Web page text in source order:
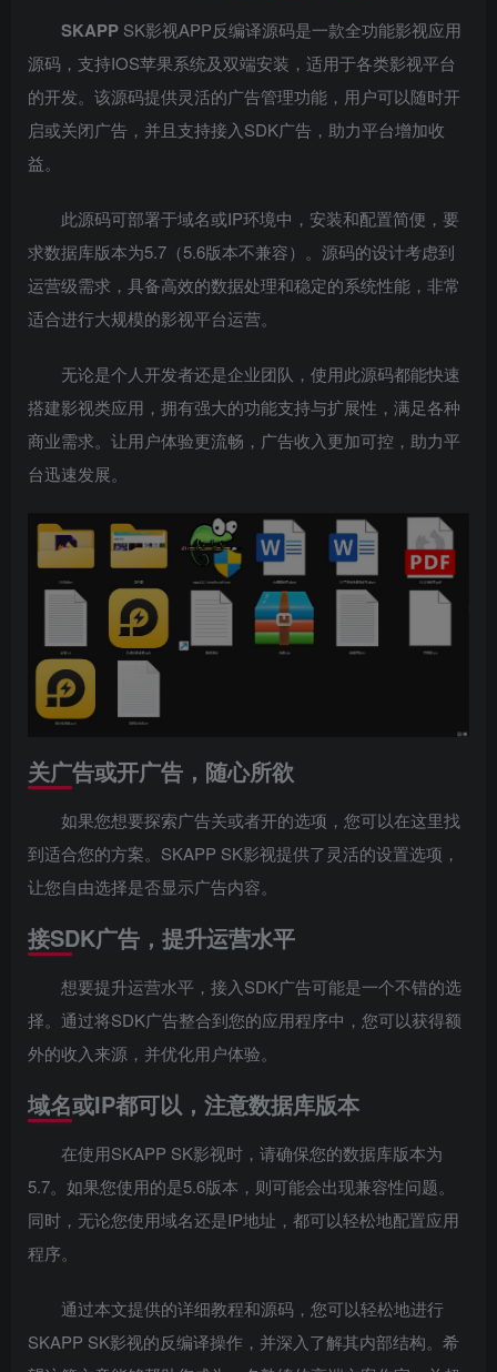
SKAPP SK影视APP反编译源码是一款全功能影视应用
源码，支持IOS苹果系统及双端安装，适用于各类影视平台
的开发。该源码提供灵活的广告管理功能，用户可以随时开
启或关闭广告，并且支持接入SDK广告，助力平台增加收
益。
此源码可部署于域名或IP环境中，安装和配置简便，要
求数据库版本为5.7（5.6版本不兼容）。源码的设计考虑到
运营级需求，具备高效的数据处理和稳定的系统性能，非常
适合进行大规模的影视平台运营。
无论是个人开发者还是企业团队，使用此源码都能快速
搭建影视类应用，拥有强大的功能支持与扩展性，满足各种
商业需求。让用户体验更流畅，广告收入更加可控，助力平
台迅速发展。
关广告或开广告，随心所欲
如果您想要探索广告关或者开的选项，您可以在这里找
到适合您的方案。SKAPP SK影视提供了灵活的设置选项，
让您自由选择是否显示广告内容。
接SDK广告，提升运营水平
想要提升运营水平，接入SDK广告可能是一个不错的选
择。通过将SDK广告整合到您的应用程序中，您可以获得额
外的收入来源，并优化用户体验。
域名或IP都可以，注意数据库版本
在使用SKAPP SK影视时，请确保您的数据库版本为
5.7。如果您使用的是5.6版本，则可能会出现兼容性问题。
同时，无论您使用域名还是IP地址，都可以轻松地配置应用
程序。
通过本文提供的详细教程和源码，您可以轻松地进行
SKAPP SK影视的反编译操作，并深入了解其内部结构。希